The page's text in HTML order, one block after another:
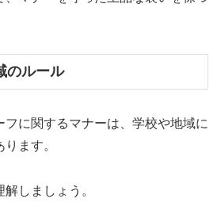
のルール
フに関するマナーは、学校や地域に
ます。
しましょう。